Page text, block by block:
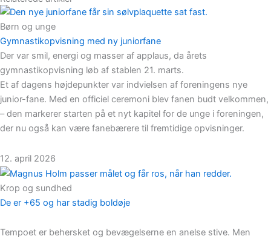
Børn og unge
Gymnastikopvisning med ny juniorfane
Der var smil, energi og masser af applaus, da årets
gymnastikopvisning løb af stablen 21. marts.
Et af dagens højdepunkter var indvielsen af foreningens nye
junior-fane. Med en officiel ceremoni blev fanen budt velkommen,
– den markerer starten på et nyt kapitel for de unge i foreningen,
der nu også kan være fanebærere til fremtidige opvisninger.
12. april 2026
Krop og sundhed
De er +65 og har stadig boldøje
Tempoet er behersket og bevægelserne en anelse stive. Men